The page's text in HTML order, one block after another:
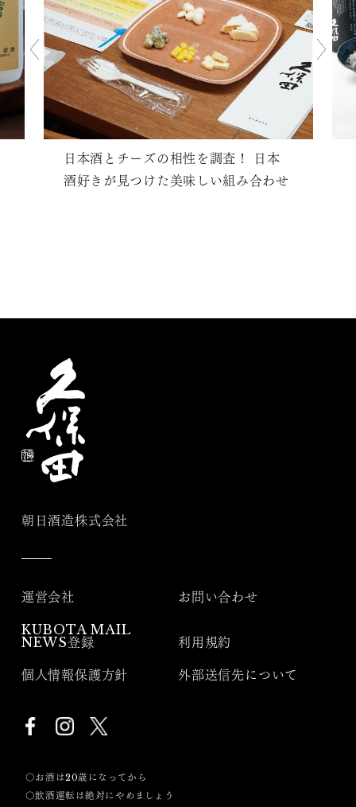
日本酒とチーズの相性を調査！ 日本
酒好きが見つけた美味しい組み合わせ
朝日酒造株式会社
運営会社 お問い合わせ
KUBOTA MAIL
NEWS登録
利用規約
個人情報保護方針 外部送信先について
〇お酒は20歳になってから
〇飲酒運転は絶対にやめましょう